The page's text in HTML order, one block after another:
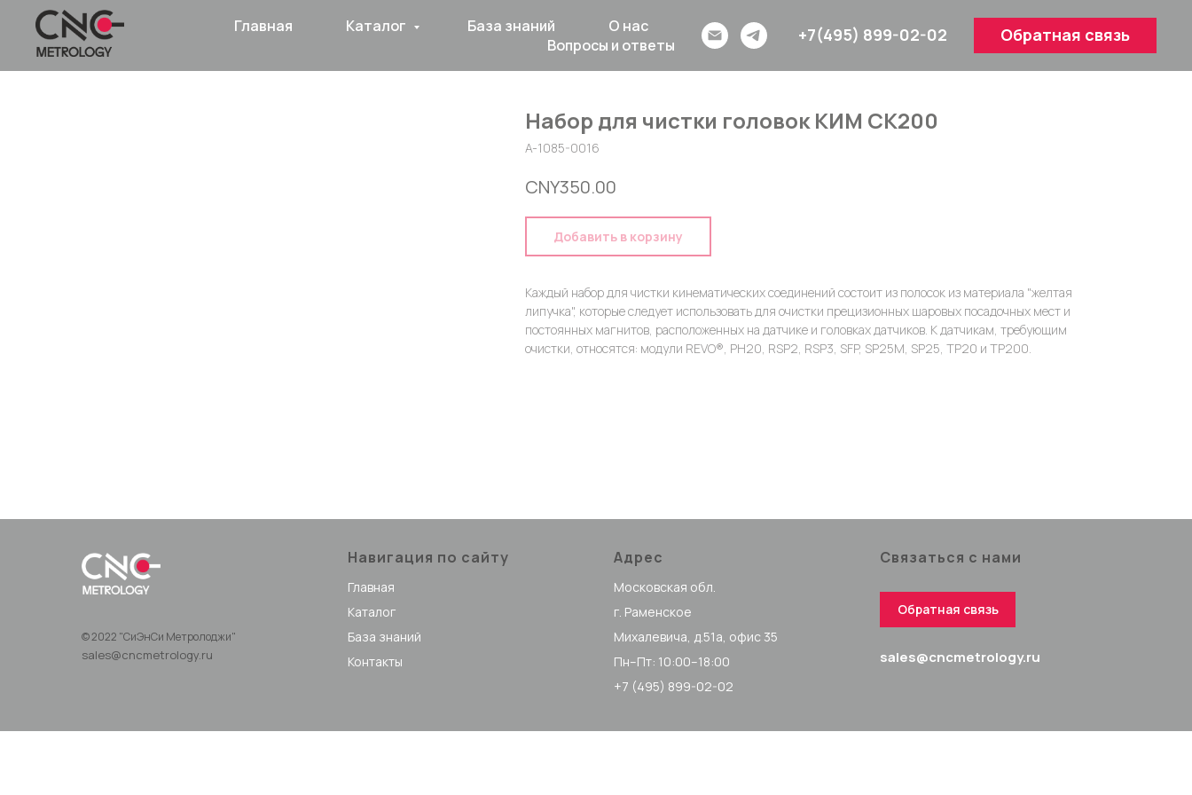
Главная Каталог База знаний
О нас
Вопросы и ответы
+7(495) 899-02-02 Обратная связь
Набор для чистки головок КИМ CK200
A-1085-0016
CNY350.00
Добавить в корзину
Каждый набор для чистки кинематических соединений состоит из полосок из материала "желтая
липучка", которые следует использовать для очистки прецизионных шаровых посадочных мест и
постоянных магнитов, расположенных на датчике и головках датчиков. К датчикам, требующим
очистки, относятся: модули REVO®, PH20, RSP2, RSP3, SFP, SP25M, SP25, TP20 и TP200.
Навигация по сайту
Главная
Каталог
База знаний
Контакты
Адрес
Московская обл.
г. Раменское
Михалевича, д.51а, офис 35
Пн–Пт: 10:00–18:00
+7 (495) 899-02-02
Связаться с нами
© 2022 "СиЭнСи Метролоджи"
Обратная связь
sales@cncmetrology.ru sales@cncmetrology.ru